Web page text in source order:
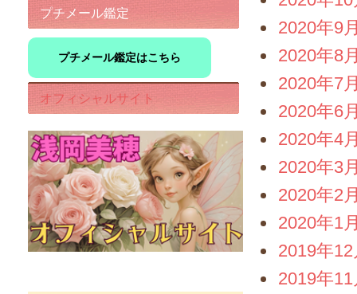
2020年9
2020年8
2020年7
2020年6
2020年4
2020年3
2020年2
2020年1
2019年12
2019年11
プチメール鑑定
プチメール鑑定はこちら
オフィシャルサイト